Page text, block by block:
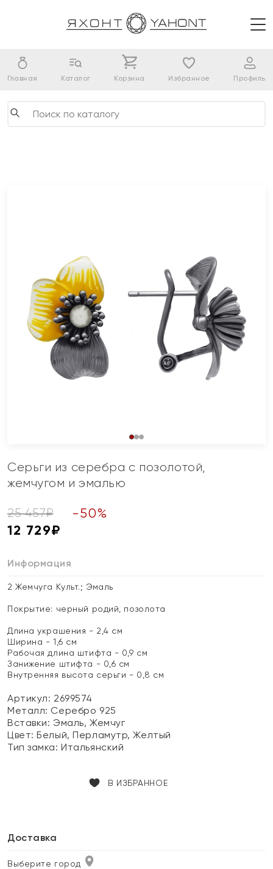
Главная Каталог Корзина Избранное Профиль
Серьги из серебра с позолотой,
жемчугом и эмалью
25 457₽ -50%
12 729₽
Информация
2 Жемчуга Культ.; Эмаль
Покрытие: черный родий, позолота
Длина украшения - 2,4 см
Ширина - 1,6 см
Рабочая длина штифта - 0,9 см
Занижение штифта - 0,6 см
Внутренняя высота серьги - 0,8 см
Артикул: 2699574
Металл: Серебро 925
Вставки:Эмаль, Жемчуг
Цвет:Белый, Перламутр, Желтый
Тип замка:Итальянский
В ИЗБРАННОЕ
Доставка
Выберите город